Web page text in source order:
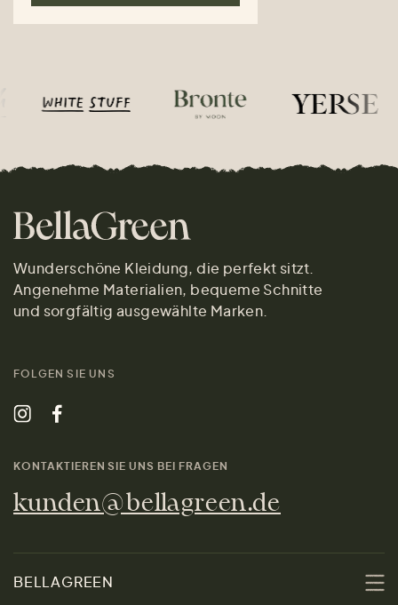
Wunderschöne Kleidung, die perfekt sitzt.
Angenehme Materialien, bequeme Schnitte
und sorgfältig ausgewählte Marken.
FOLGEN SIE UNS
KONTAKTIEREN SIE UNS BEI FRAGEN
kunden@bellagreen.de
BELLAGREEN